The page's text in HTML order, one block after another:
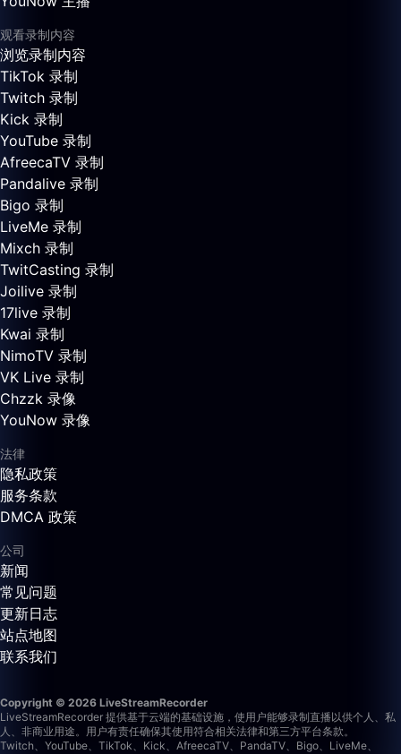
观看录制内容
浏览录制内容
TikTok 录制
Twitch 录制
Kick 录制
YouTube 录制
AfreecaTV 录制
Pandalive 录制
Bigo 录制
LiveMe 录制
Mixch 录制
TwitCasting 录制
Joilive 录制
17live 录制
Kwai 录制
NimoTV 录制
VK Live 录制
Chzzk 录像
YouNow 录像
法律
隐私政策
服务条款
DMCA 政策
公司
新闻
常见问题
更新日志
站点地图
联系我们
Copyright © 2026 LiveStreamRecorder
LiveStreamRecorder 提供基于云端的基础设施，使用户能够录制直播以供个人、私
人、非商业用途。用户有责任确保其使用符合相关法律和第三方平台条款。
Twitch、YouTube、TikTok、Kick、AfreecaTV、PandaTV、Bigo、LiveMe、